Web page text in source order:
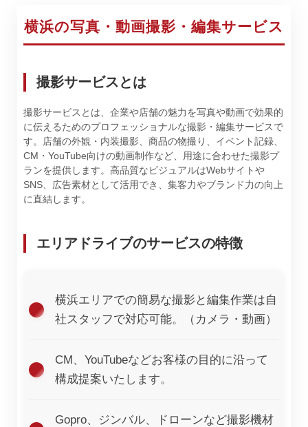
横浜の写真・動画撮影・編集サービス
撮影サービスとは
撮影サービスとは、企業や店舗の魅力を写真や動画で効果的
に伝えるためのプロフェッショナルな撮影・編集サービスで
す。店舗の外観・内装撮影、商品の物撮り、イベント記録、
CM・YouTube向けの動画制作など、用途に合わせた撮影プ
ランを提供します。高品質なビジュアルはWebサイトや
SNS、広告素材として活用でき、集客力やブランド力の向上
に直結します。
エリアドライブのサービスの特徴
横浜エリアでの簡易な撮影と編集作業は自
社スタッフで対応可能。（カメラ・動画）
CM、YouTubeなどお客様の目的に沿って
構成提案いたします。
Gopro、ジンバル、ドローンなど撮影機材